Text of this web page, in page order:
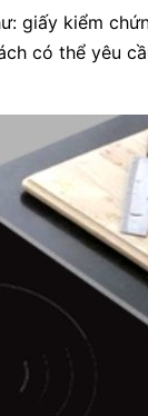
giấy kiểm
có thể yêu